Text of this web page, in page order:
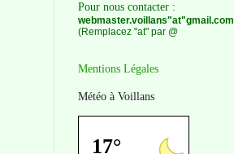
Pour nous contacter :
webmaster.voillans"at"gmail.com
(Remplacez "at" par @
Mentions Légales
Météo à Voillans